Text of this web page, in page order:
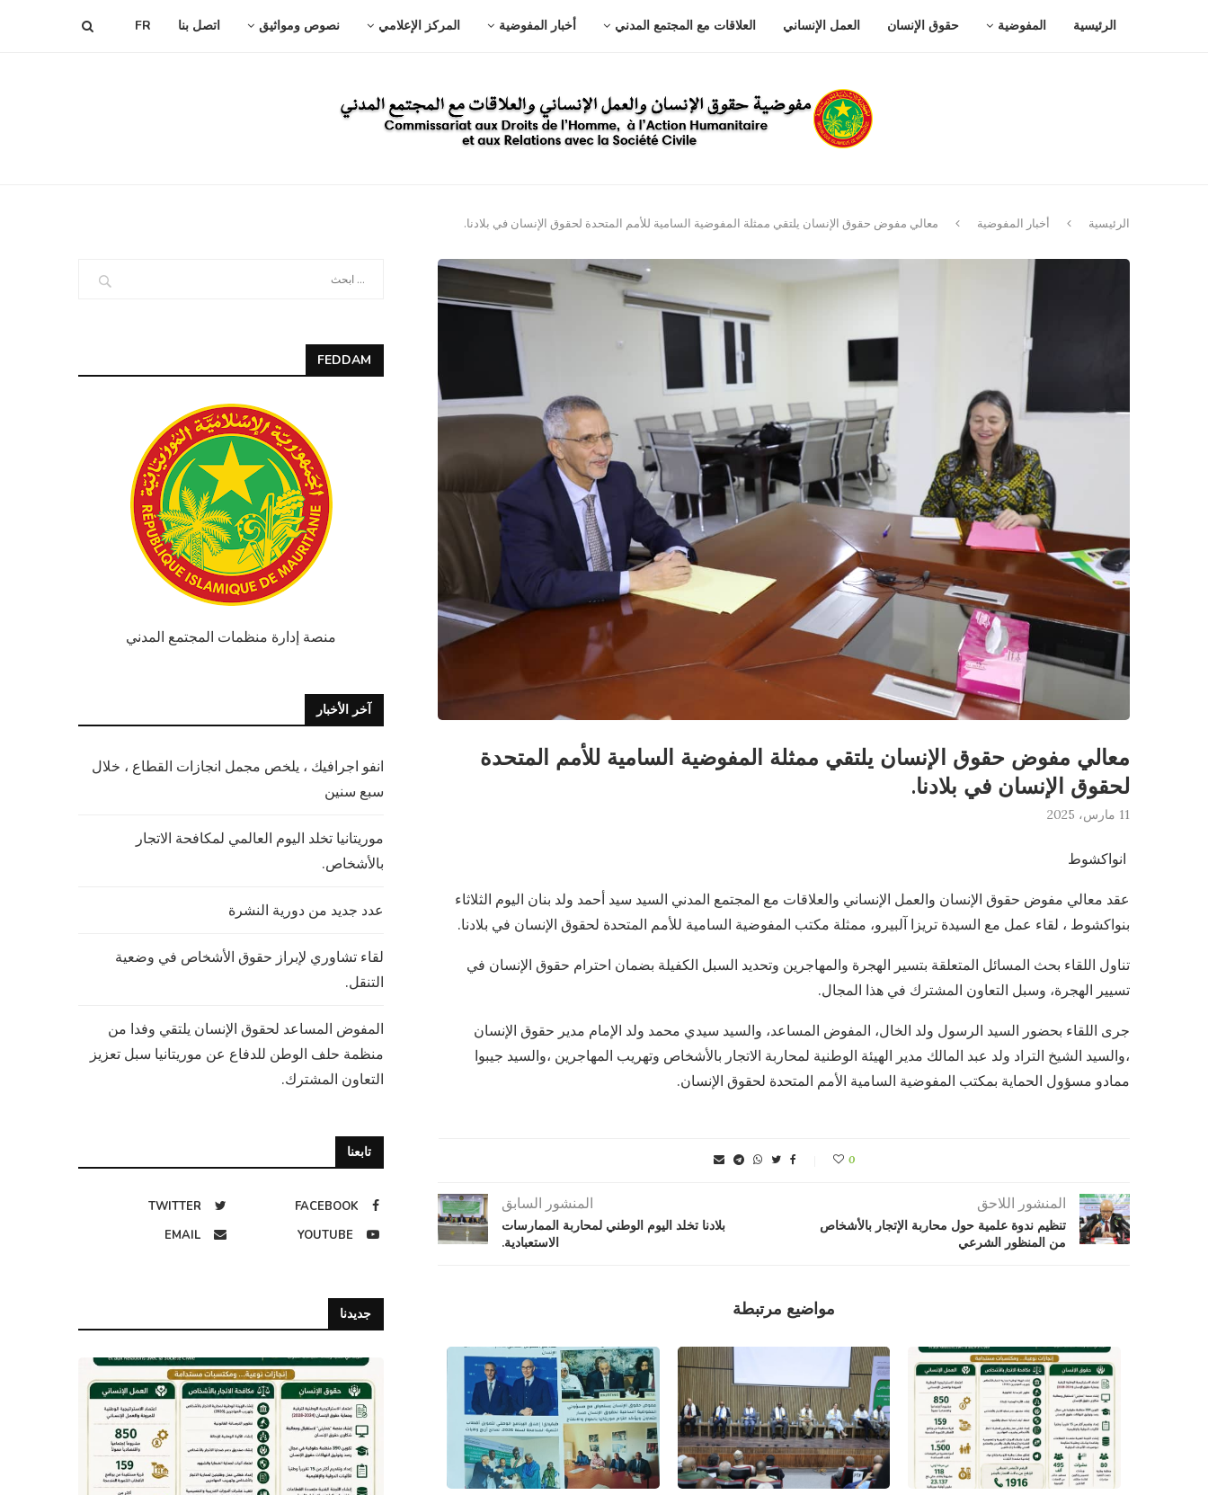
الرئيسية المفوضية حقوق الإنسان العمل الإنساني العلاقات مع المجتمع المدني أخبار المفوضية المركز الإعلامي نصوص ومواثيق اتصل بنا FR
الرئيسية أخبار المفوضية معالي مفوض حقوق الإنسان يلتقي ممثلة المفوضية السامية للأمم المتحدة لحقوق الإنسان في بلادنا.
معالي مفوض حقوق الإنسان يلتقي ممثلة المفوضية السامية للأمم المتحدة
لحقوق الإنسان في بلادنا.
11 مارس، 2025
‏ انواكشوط ‏
عقد معالي مفوض حقوق الإنسان والعمل الإنساني والعلاقات مع المجتمع المدني السيد سيد أحمد ولد بنان اليوم الثلاثاء
بنواكشوط ، لقاء عمل مع السيدة تريزا آلبيرو، ممثلة مكتب المفوضية السامية للأمم المتحدة لحقوق الإنسان في بلادنا.‏
تناول اللقاء بحث المسائل المتعلقة بتسير الهجرة والمهاجرين وتحديد السبل الكفيلة بضمان احترام حقوق الإنسان في
تسيير الهجرة، وسبل التعاون المشترك في هذا المجال.‏
جرى اللقاء بحضور السيد الرسول ولد الخال، المفوض المساعد، والسيد سيدي محمد ولد الإمام مدير حقوق الإنسان
،والسيد الشيخ التراد ولد عبد المالك مدير الهيئة الوطنية لمحاربة الاتجار بالأشخاص وتهريب المهاجرين ،والسيد جيبوا
ممادو مسؤول الحماية بمكتب المفوضية السامية الأمم المتحدة لحقوق الإنسان.
0
المنشور السابق
بلادنا تخلد اليوم الوطني لمحاربة الممارسات
الاستعبادية.
المنشور اللاحق
تنظيم ندوة علمية حول محاربة الإتجار بالأشخاص
من المنظور الشرعي
مواضيع مرتبطة
FEDDAM
منصة إدارة منظمات المجتمع المدني
آخر الأخبار
انفو اجرافيك ، يلخص مجمل انجازات القطاع ، خلال
سبع سنين
موريتانيا تخلد اليوم العالمي لمكافحة الاتجار
بالأشخاص.
عدد جديد من دورية النشرة
لقاء تشاوري لإبراز حقوق الأشخاص في وضعية
التنقل.
المفوض المساعد لحقوق الإنسان يلتقي وفدا من
منظمة حلف الوطن للدفاع عن موريتانيا سبل تعزيز
التعاون المشترك.
تابعنا
FACEBOOK
TWITTER
YOUTUBE
EMAIL
جديدنا